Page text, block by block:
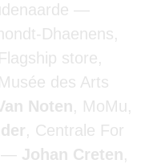
Dhaenens,
store,
des Arts
Noten, MoMu,
, Centrale For
Johan Creten,